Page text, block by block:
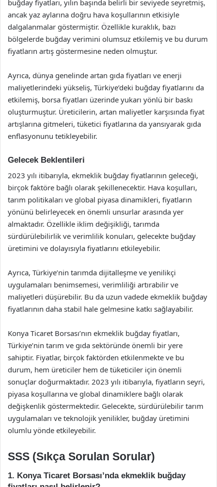
buğday fiyatları, yılın başında belirli bir seviyede seyretmiş,
ancak yaz aylarına doğru hava koşullarının etkisiyle
dalgalanmalar göstermiştir. Özellikle kuraklık, bazı
bölgelerde buğday verimini olumsuz etkilemiş ve bu durum
fiyatların artış göstermesine neden olmuştur.
Ayrıca, dünya genelinde artan gıda fiyatları ve enerji
maliyetlerindeki yükseliş, Türkiye’deki buğday fiyatlarını da
etkilemiş, borsa fiyatları üzerinde yukarı yönlü bir baskı
oluşturmuştur. Üreticilerin, artan maliyetler karşısında fiyat
artışlarına gitmeleri, tüketici fiyatlarına da yansıyarak gıda
enflasyonunu tetikleyebilir.
Gelecek Beklentileri
2023 yılı itibarıyla, ekmeklik buğday fiyatlarının geleceği,
birçok faktöre bağlı olarak şekillenecektir. Hava koşulları,
tarım politikaları ve global piyasa dinamikleri, fiyatların
yönünü belirleyecek en önemli unsurlar arasında yer
almaktadır. Özellikle iklim değişikliği, tarımda
sürdürülebilirlik ve verimlilik konuları, gelecekte buğday
üretimini ve dolayısıyla fiyatlarını etkileyebilir.
Ayrıca, Türkiye’nin tarımda dijitalleşme ve yenilikçi
uygulamaları benimsemesi, verimliliği artırabilir ve
maliyetleri düşürebilir. Bu da uzun vadede ekmeklik buğday
fiyatlarının daha stabil hale gelmesine katkı sağlayabilir.
Konya Ticaret Borsası’nın ekmeklik buğday fiyatları,
Türkiye’nin tarım ve gıda sektöründe önemli bir yere
sahiptir. Fiyatlar, birçok faktörden etkilenmekte ve bu
durum, hem üreticiler hem de tüketiciler için önemli
sonuçlar doğurmaktadır. 2023 yılı itibarıyla, fiyatların seyri,
piyasa koşullarına ve global dinamiklere bağlı olarak
değişkenlik göstermektedir. Gelecekte, sürdürülebilir tarım
uygulamaları ve teknolojik yenilikler, buğday üretimini
olumlu yönde etkileyebilir.
SSS (Sıkça Sorulan Sorular)
1. Konya Ticaret Borsası’nda ekmeklik buğday